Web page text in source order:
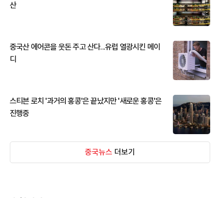
산
중국산 에어콘을 웃돈 주고 산다...유럽 열광시킨 메이
디
스티븐 로치 '과거의 홍콩'은 끝났지만 '새로운 홍콩'은
진행중
중국뉴스 더보기